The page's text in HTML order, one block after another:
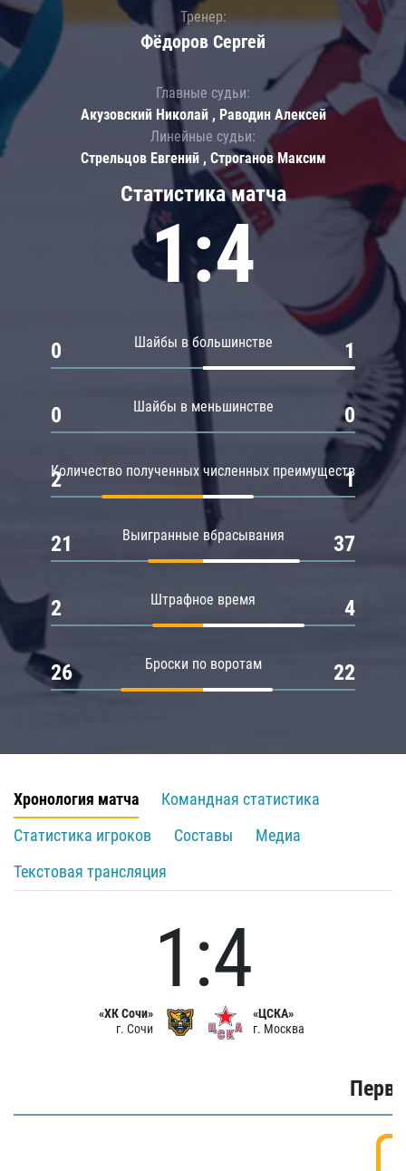
Статистика матча
1:4
Шайбы в большинстве
0 1
Шайбы в меньшинстве
0 0
Количество полученных численных преимуществ
2 1
Выигранные вбрасывания
21 37
Штрафное время
2 4
Броски по воротам
26 22
Тренер:
Фёдоров Сергей
Главные судьи:
Акузовский Николай , Раводин Алексей
Линейные судьи:
Стрельцов Евгений , Строганов Максим
Хронология матча
Командная статистика
Статистика игроков
Составы
Медиа
Текстовая трансляция
«ХК Сочи»
г. Сочи
1:4
«ЦСКА»
г. Москва